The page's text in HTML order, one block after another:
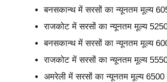
बनसकान्थ में सरसों का न्यूनतम मूल्य
राजकोट में सरसों का न्यूनतम मूल्य
बनसकान्थ में सरसों का न्यूनतम मूल्य
राजकोट में सरसों का न्यूनतम मूल्य
अमरेली में सरसों का न्यूनतम मूल्य